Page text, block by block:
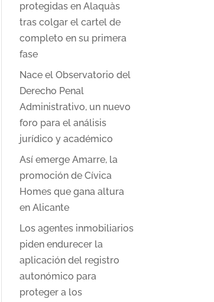
protegidas en Alaquàs
tras colgar el cartel de
completo en su primera
fase
Nace el Observatorio del
Derecho Penal
Administrativo, un nuevo
foro para el análisis
jurídico y académico
Así emerge Amarre, la
promoción de Cívica
Homes que gana altura
en Alicante
Los agentes inmobiliarios
piden endurecer la
aplicación del registro
autonómico para
proteger a los